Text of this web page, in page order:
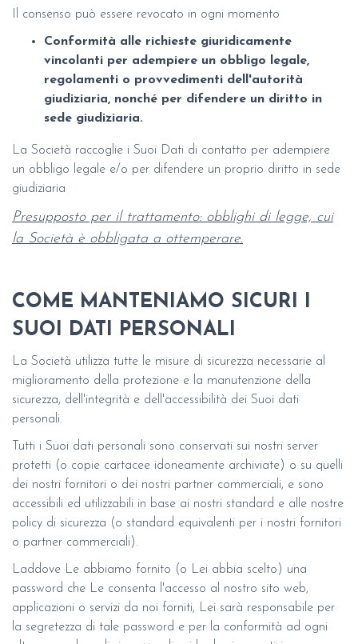
Il consenso può essere revocato in ogni momento
Conformità alle richieste giuridicamente
vincolanti per adempiere un obbligo legale,
regolamenti o provvedimenti dell'autorità
giudiziaria, nonché per difendere un diritto in
sede giudiziaria.
La Società raccoglie i Suoi Dati di contatto per adempiere
un obbligo legale e/o per difendere un proprio diritto in sede
giudiziaria
Presupposto per il trattamento: obblighi di legge, cui
la Società è obbligata a ottemperare.
COME MANTENIAMO SICURI I
SUOI DATI PERSONALI
La Società utilizza tutte le misure di sicurezza necessarie al
miglioramento della protezione e la manutenzione della
sicurezza, dell'integrità e dell'accessibilità dei Suoi dati
personali.
Tutti i Suoi dati personali sono conservati sui nostri server
protetti (o copie cartacee idoneamente archiviate) o su quelli
dei nostri fornitori o dei nostri partner commerciali, e sono
accessibili ed utilizzabili in base ai nostri standard e alle nostre
policy di sicurezza (o standard equivalenti per i nostri fornitori
o partner commerciali).
Laddove Le abbiamo fornito (o Lei abbia scelto) una
password che Le consenta l'accesso al nostro sito web,
applicazioni o servizi da noi forniti, Lei sarà responsabile per
la segretezza di tale password e per la conformità ad ogni